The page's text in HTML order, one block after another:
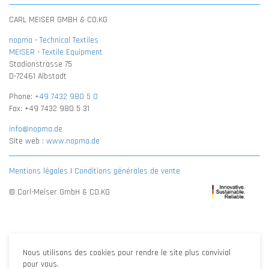
CARL MEISER GMBH & CO.KG
nopma - Technical Textiles
MEISER - Textile Equipment
Stadionstrasse 75
D-72461 Albstadt
Phone: +49 7432 980 5 0
Fax: +49 7432 980 5 31
info@nopma.de
Site web : www.nopma.de
Mentions légales | Conditions générales de vente
© Carl-Meiser GmbH & CO.KG
Nous utilisons des cookies pour rendre le site plus convivial
pour vous.